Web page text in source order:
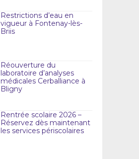
Restrictions d’eau en
vigueur à Fontenay-lès-
Briis
Réouverture du
laboratoire d’analyses
médicales Cerballiance à
Bligny
Rentrée scolaire 2026 –
Réservez dès maintenant
les services périscolaires